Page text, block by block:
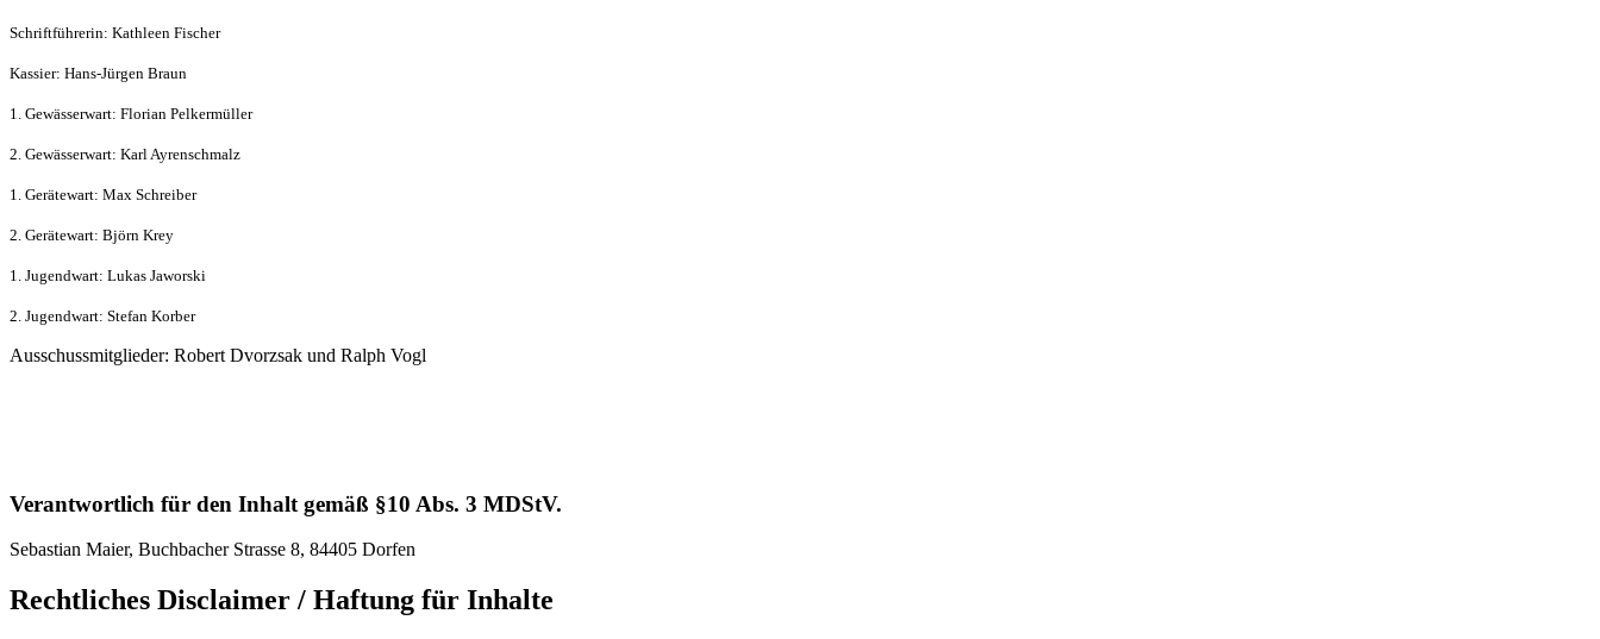
Schriftführerin: Kathleen Fischer
Kassier: Hans-Jürgen Braun
1. Gewässerwart: Florian Pelkermüller
2. Gewässerwart: Karl Ayrenschmalz
1. Gerätewart: Max Schreiber
2. Gerätewart: Björn Krey
1. Jugendwart: Lukas Jaworski
2. Jugendwart: Stefan Korber
Ausschussmitglieder: Robert Dvorzsak und Ralph Vogl
Verantwortlich für den Inhalt gemäß §10 Abs. 3 MDStV.
Sebastian Maier, Buchbacher Strasse 8, 84405 Dorfen
Rechtliches Disclaimer / Haftung für Inhalte